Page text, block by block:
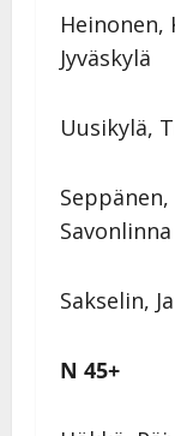
Heinonen,
Jyväskylä
Uusikylä,
Seppänen,
Savonlinna
Sakselin,
N 45+